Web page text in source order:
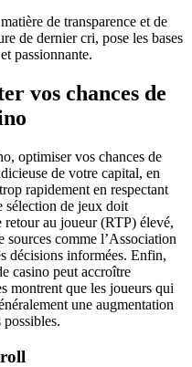
de transparence et de
de dernier cri, pose les bases
passionnante.
vos chances de
optimiser vos chances de
de votre capital, en
rapidement en respectant
sélection de jeux doit
au joueur (RTP) élevé,
sources comme l’Association
décisions informées. Enfin,
casino peut accroître
montrent que les joueurs qui
une augmentation